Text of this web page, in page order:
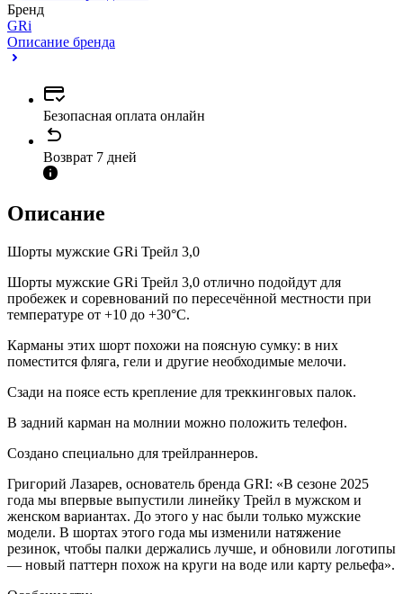
Бренд
GRi
Описание бренда
Безопасная оплата онлайн
Возврат 7 дней
Описание
Шорты мужские GRi Трейл 3,0
Шорты мужские GRi Трейл 3,0 отлично подойдут для
пробежек и соревнований по пересечённой местности при
температуре от +10 до +30°С.
Карманы этих шорт похожи на поясную сумку: в них
поместится фляга, гели и другие необходимые мелочи.
Сзади на поясе есть крепление для треккинговых палок.
В задний карман на молнии можно положить телефон.
Создано специально для трейлраннеров.
Григорий Лазарев, основатель бренда GRI: «В сезоне 2025
года мы впервые выпустили линейку Трейл в мужском и
женском вариантах. До этого у нас были только мужские
модели. В шортах этого года мы изменили натяжение
резинок, чтобы палки держались лучше, и обновили логотипы
— новый паттерн похож на круги на воде или карту рельефа».